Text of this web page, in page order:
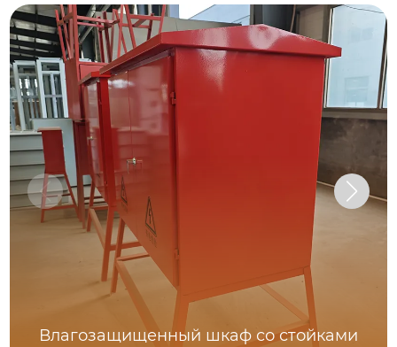
Влагозащищенный шкаф со стойками